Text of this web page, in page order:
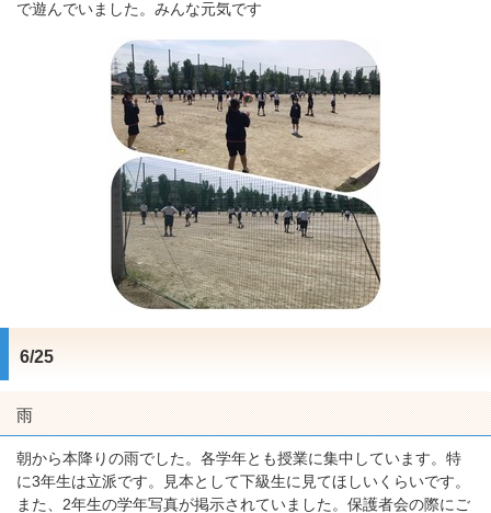
で遊んでいました。みんな元気です
6/25
雨
朝から本降りの雨でした。各学年とも授業に集中しています。特
に3年生は立派です。見本として下級生に見てほしいくらいです。
また、2年生の学年写真が掲示されていました。保護者会の際にご